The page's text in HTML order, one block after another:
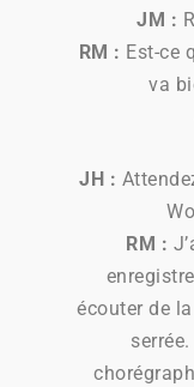
JM :
RM : Est-ce
va
JH :
RM :
écouter de